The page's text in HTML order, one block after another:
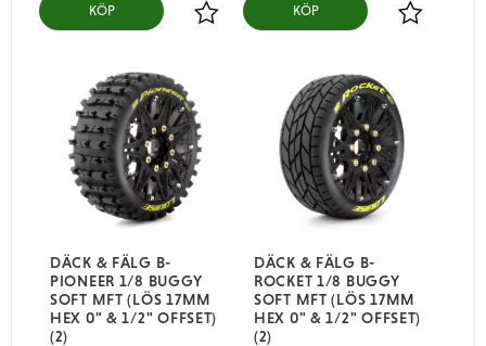
Lägg till i favoriter
KÖP
Lägg till i
KÖP
DÄCK & FÄLG B-
PIONEER 1/8 BUGGY
SOFT MFT (LÖS 17MM
HEX 0" & 1/2" OFFSET)
(2)
DÄCK & FÄLG B-
ROCKET 1/8 BUGGY
SOFT MFT (LÖS 17MM
HEX 0" & 1/2" OFFSET)
(2)